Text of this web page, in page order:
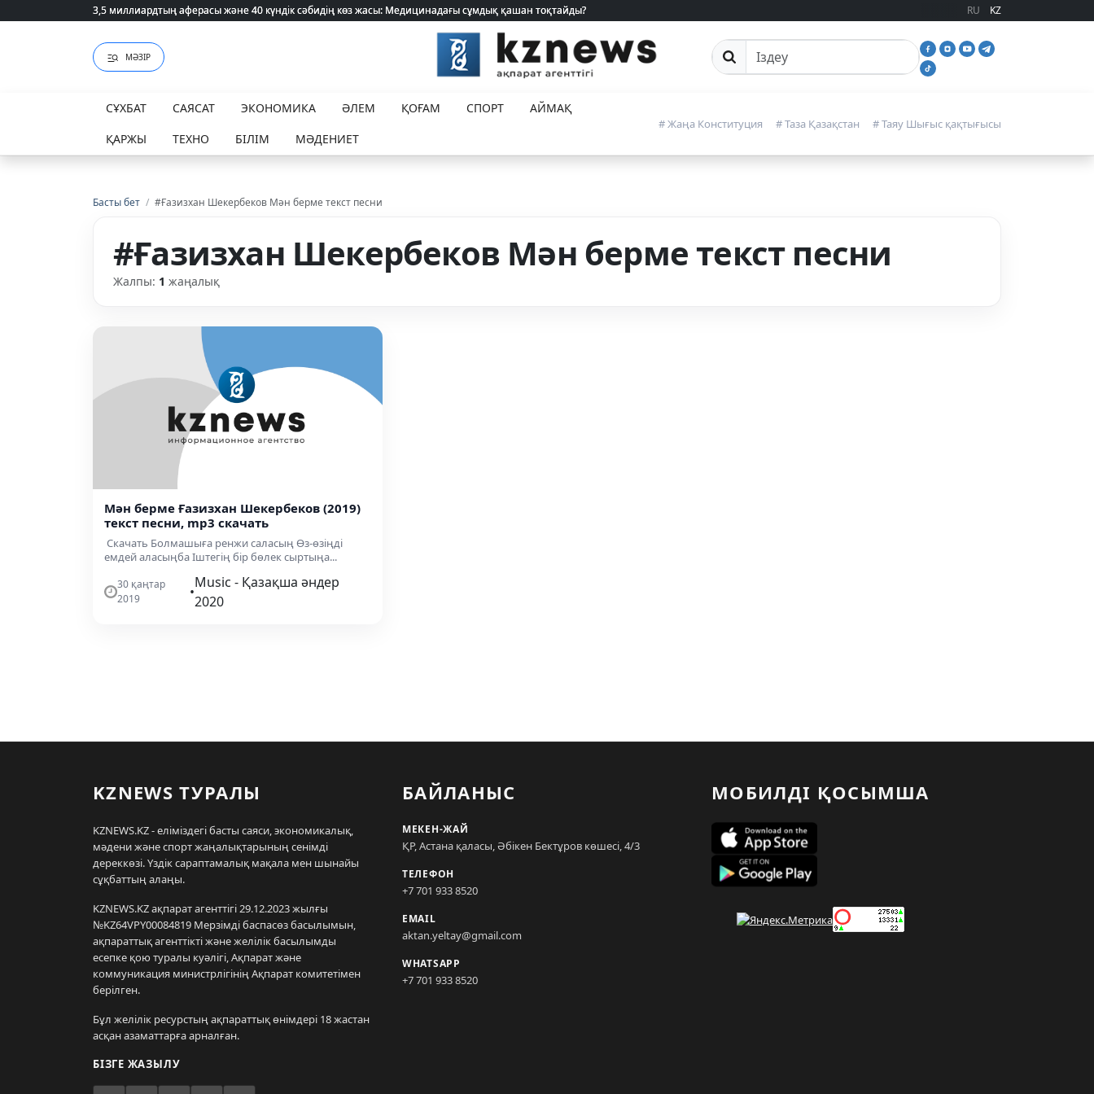
3,5 миллиардтың аферасы және 40 күндік сәбидің көз жасы: Медицинадағы сұмдық қашан тоқтайды?
3,5 миллиардтың аферасы және 40 күндік сәбидің көз жасы: Медицинадағы сұмдық қашан тоқтайды? RU KZ
МӘЗІР Сайттан іздеу
СҰХБАТ САЯСАТ ЭКОНОМИКА ӘЛЕМ ҚОҒАМ СПОРТ
АЙМАҚ
ҚАРЖЫ
ТЕХНО БІЛІМ МӘДЕНИЕТ
# Жаңа Конституция # Таза Қазақстан # Таяу Шығыс қақтығысы
Басты бет / #Ғазизхан Шекербеков Мән берме текст песни
#Ғазизхан Шекербеков Мән берме текст песни
Жалпы: 1 жаңалық
Мән берме Ғазизхан Шекербеков (2019)
текст песни, mp3 скачать
Скачать Болмашыға ренжи саласың Өз-өзіңді
емдей аласыңба Іштегің бір бөлек сыртыңа...
30 қаңтар
2019
•
Music - Қазақша әндер
2020
KZNEWS ТУРАЛЫ
KZNEWS.KZ - еліміздегі басты саяси, экономикалық,
мәдени және спорт жаңалықтарының сенімді
дереккөзі. Үздік сараптамалық мақала мен шынайы
сұқбаттың алаңы.
KZNEWS.KZ ақпарат агенттігі 29.12.2023 жылғы
№KZ64VPY00084819 Мерзімді баспасөз басылымын,
ақпараттық агенттікті және желілік басылымды
есепке қою туралы куәлігі, Ақпарат және
коммуникация министрлігінің Ақпарат комитетімен
берілген.
Бұл желілік ресурстың ақпараттық өнімдері 18 жастан
асқан азаматтарға арналған.
БІЗГЕ ЖАЗЫЛУ
БАЙЛАНЫС
МЕКЕН-ЖАЙ
ҚР, Астана қаласы, Әбікен Бектұров көшесі, 4/3
ТЕЛЕФОН
+7 701 933 8520
EMAIL
aktan.yeltay@gmail.com
WHATSAPP
+7 701 933 8520
МОБИЛДІ ҚОСЫМША